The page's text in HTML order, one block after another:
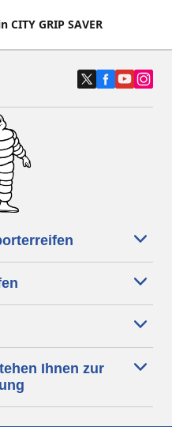
CITY GRIP SAVER
Ihnen zur